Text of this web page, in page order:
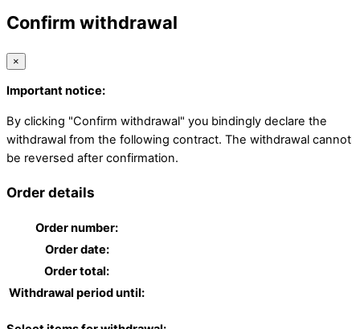
Confirm withdrawal
×
Important notice:
By clicking "Confirm withdrawal" you bindingly declare the
withdrawal from the following contract. The withdrawal cannot
be reversed after confirmation.
Order details
Order number:
Order date:
Order total:
Withdrawal period until: